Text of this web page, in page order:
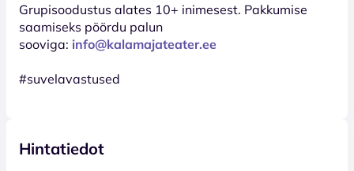
Grupisoodustus alates 10+ inimesest. Pakkumise
saamiseks pöördu palun
sooviga: info@kalamajateater.ee
#suvelavastused
Hintatiedot